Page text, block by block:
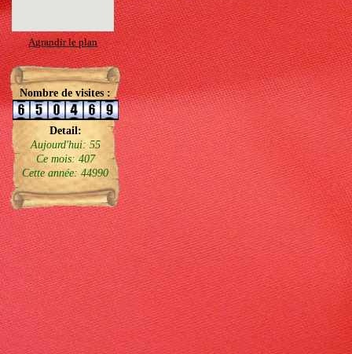
Agrandir le plan
Nombre de visites :
Detail:
Aujourd'hui: 55
Ce mois: 407
Cette année: 44990